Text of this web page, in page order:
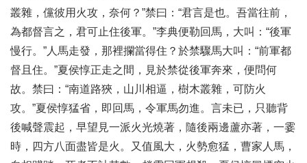
叢雜，儻彼用火攻，奈何？”禁曰：“君言是也。吾當往前，
為都督言之，君可止住後軍。”李典便勒回馬，大叫：“後軍
慢行。”人馬走發，那裡攔當得住？於禁驟馬大叫：“前軍都
督且住。”夏侯惇正走之間，見於禁從後軍奔來，便問何
故。禁曰：“南道路狹，山川相逼，樹木叢雜，可防火
攻。”夏侯惇猛省，即回馬，令軍馬勿進。言未已，只聽背
後喊聲震起，早望見一派火光燒著，隨後兩邊蘆亦著，一霎
時，四方八面盡皆是火。又值風大，火勢愈猛，曹家人馬，